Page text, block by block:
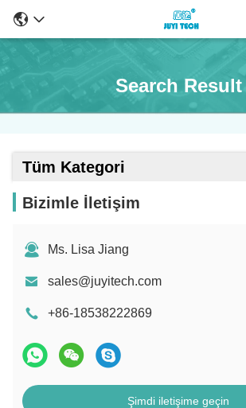
Search Result
Tüm Kategori
Bizimle İletişim
Ms. Lisa Jiang
sales@juyitech.com
+86-18538222869
Şimdi iletişime geçin